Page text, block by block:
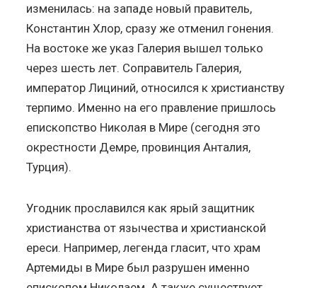
изменилась: на западе новый правитель,
Константин Хлор, сразу же отменил гонения.
На востоке же указ Галерия вышел только
через шесть лет. Соправитель Галерия,
император Лициний, относился к христианству
терпимо. Именно на его правление пришлось
епископство Николая в Мире (сегодня это
окрестности Демре, провинция Анталия,
Турция).
Угодник прославился как ярый защитник
христианства от язычества и христианской
ереси. Например, легенда гласит, что храм
Артемиды в Мире был разрушен именно